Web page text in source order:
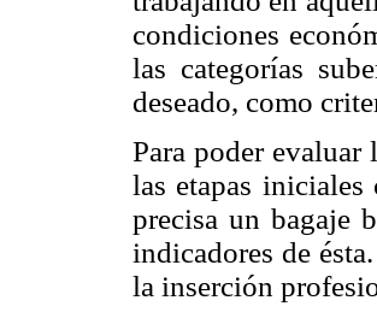
condiciones
las categorías
deseado, como
Para poder evaluar
las etapas
precisa un bagaje
indicadores de
la inserción